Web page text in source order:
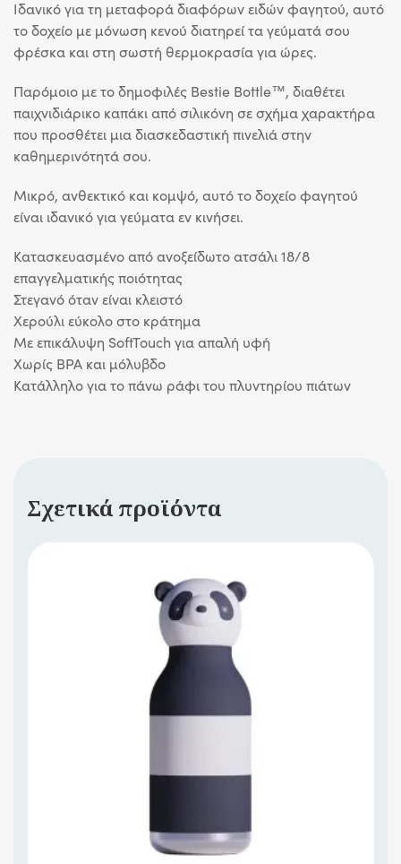
Ιδανικό για τη μεταφορά διαφόρων ειδών φαγητού, αυτό
το δοχείο με μόνωση κενού διατηρεί τα γεύματά σου
φρέσκα και στη σωστή θερμοκρασία για ώρες.
Παρόμοιο με το δημοφιλές Bestie Bottle™, διαθέτει
παιχνιδιάρικο καπάκι από σιλικόνη σε σχήμα χαρακτήρα
που προσθέτει μια διασκεδαστική πινελιά στην
καθημερινότητά σου.
Μικρό, ανθεκτικό και κομψό, αυτό το δοχείο φαγητού
είναι ιδανικό για γεύματα εν κινήσει.
Κατασκευασμένο από ανοξείδωτο ατσάλι 18/8
επαγγελματικής ποιότητας
Στεγανό όταν είναι κλειστό
Χερούλι εύκολο στο κράτημα
Με επικάλυψη SoftTouch για απαλή υφή
Χωρίς BPA και μόλυβδo
Κατάλληλο για το πάνω ράφι του πλυντηρίου πιάτων
Σχετικά προϊόντα